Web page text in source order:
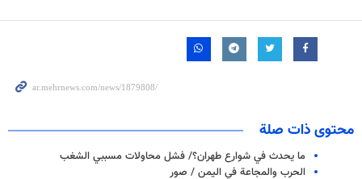
محتوى ذات صلة
ما يحدث في شوارع طهران؟/ فشل محاولات مسببي الشغب
الحرب والمجاعة في اليمن / صور